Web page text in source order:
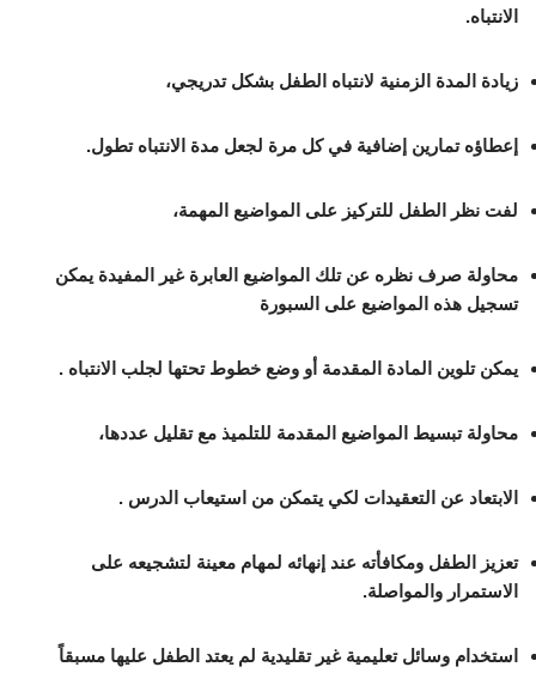
الانتباه.
زيادة المدة الزمنية لانتباه الطفل بشكل تدريجي،
إعطاؤه تمارين إضافية في كل مرة لجعل مدة الانتباه تطول.
لفت نظر الطفل للتركيز على المواضيع المهمة،
محاولة صرف نظره عن تلك المواضيع العابرة غير المفيدة يمكن
تسجيل هذه المواضيع على السبورة
يمكن تلوين المادة المقدمة أو وضع خطوط تحتها لجلب الانتباه .
محاولة تبسيط المواضيع المقدمة للتلميذ مع تقليل عددها،
الابتعاد عن التعقيدات لكي يتمكن من استيعاب الدرس .
تعزيز الطفل ومكافأته عند إنهائه لمهام معينة لتشجيعه على
الاستمرار والمواصلة.
استخدام وسائل تعليمية غير تقليدية لم يعتد الطفل عليها مسبقاً